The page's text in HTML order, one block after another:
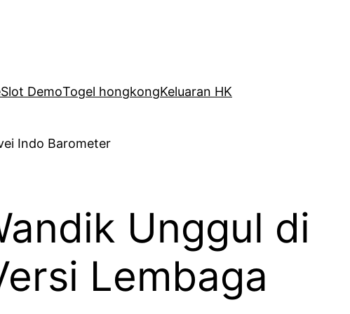
Slot DemoTogel hongkongKeluaran HK
Unggul di
Lembaga